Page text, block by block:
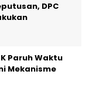
DPC
Paruh Waktu
Mekanisme